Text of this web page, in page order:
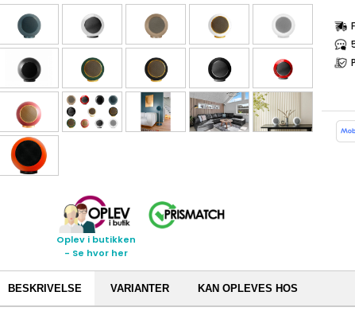
Oplev i butikken
- Se hvor her
BESKRIVELSE VARIANTER KAN OPLEVES HOS